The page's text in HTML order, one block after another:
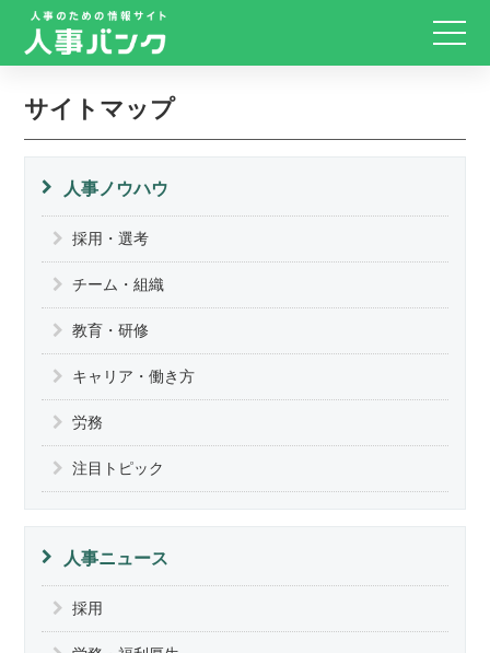
サイトマップ
人事ノウハウ
採用・選考
チーム・組織
教育・研修
キャリア・働き方
労務
注目トピック
人事ニュース
採用